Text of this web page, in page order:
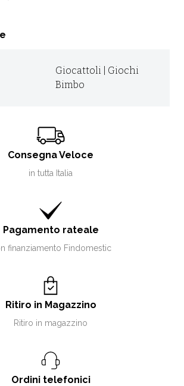
Giocattoli | Giochi
Bimbo
Consegna Veloce
in tutta Italia
Pagamento rateale
finanziamento Findomestic
Ritiro in Magazzino
Ritiro in magazzino
Ordini telefonici